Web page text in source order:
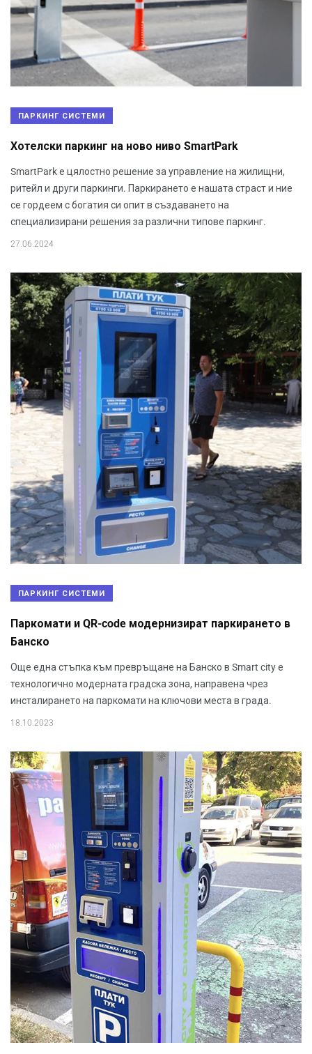
ПАРКИНГ СИСТЕМИ
Хотелски паркинг на ново ниво SmartPark
SmartPark е цялостно решение за управление на жилищни,
ритейл и други паркинги. Паркирането е нашата страст и ние
се гордеем с богатия си опит в създаването на
специализирани решения за различни типове паркинг.
27.06.2024
ПАРКИНГ СИСТЕМИ
Паркомати и QR-code модернизират паркирането в
Банско
Още една стъпка към превръщане на Банско в Smart city е
технологично модерната градска зона, направена чрез
инсталирането на паркомати на ключови места в града.
18.10.2023